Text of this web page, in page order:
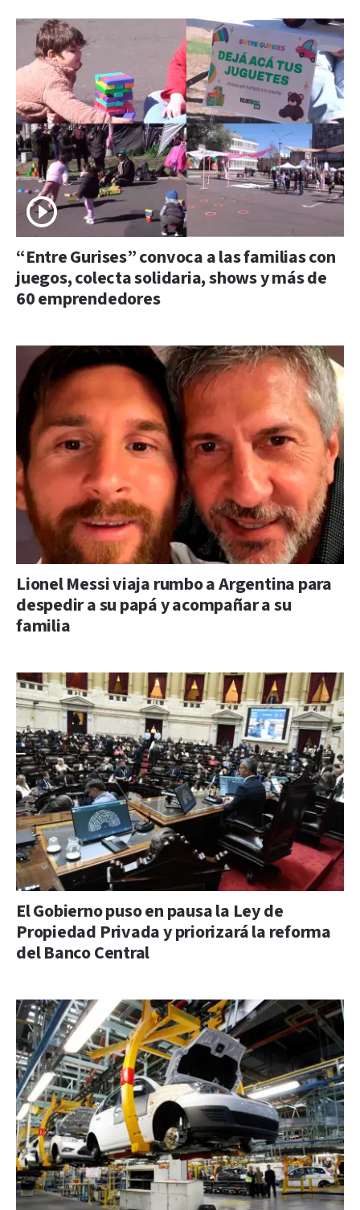
“Entre Gurises” convoca a las familias con
juegos, colecta solidaria, shows y más de
60 emprendedores
Lionel Messi viaja rumbo a Argentina para
despedir a su papá y acompañar a su
familia
El Gobierno puso en pausa la Ley de
Propiedad Privada y priorizará la reforma
del Banco Central